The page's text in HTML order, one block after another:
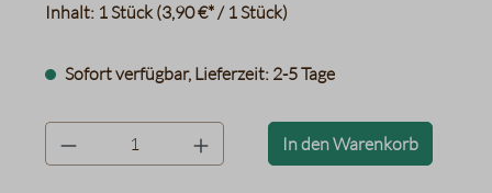
Inhalt: 1 Stück(3,90 €* / 1 Stück)
Sofort verfügbar, Lieferzeit: 2-5 Tage
product.quantityLabel In den Warenkorb